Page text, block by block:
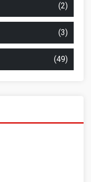
(2)
(3)
(49)